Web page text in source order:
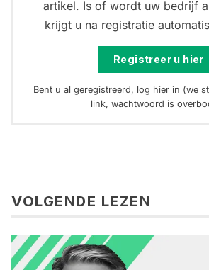
artikel. Is of wordt uw bedrijf
krijgt u na registratie
Registreer u hier
Bent u al geregistreerd, log hier in (we
link, wachtwoord is
VOLGENDE LEZEN